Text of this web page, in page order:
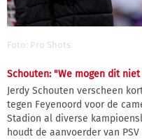
Foto: Pro Shots
Schouten: "We mogen dit
Jerdy Schouten verscheen
tegen Feyenoord voor de
Stadion al diverse
houdt de aanvoerder van